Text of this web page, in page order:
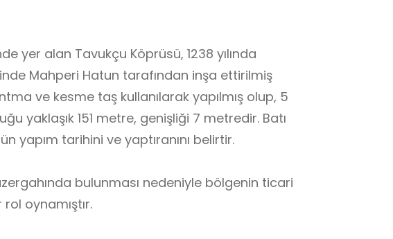
yer alan Tavukçu Köprüsü, 1238 yılında
Mahperi Hatun tarafından inşa ettirilmiş
ve kesme taş kullanılarak yapılmış olup, 5
yaklaşık 151 metre, genişliği 7 metredir. Batı
yapım tarihini ve yaptıranını belirtir.
bulunması nedeniyle bölgenin ticari
oynamıştır.